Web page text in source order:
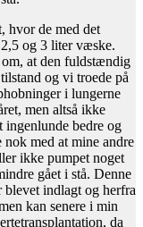
hvor de med det
og 3 liter væske.
at den fuldstændig
og vi troede på
i lungerne
men altså ikke
ingenlunde bedre og
med at mine andre
ikke pumpet noget
gået i stå. Denne
blevet indlagt og herfra
kan senere i min
da